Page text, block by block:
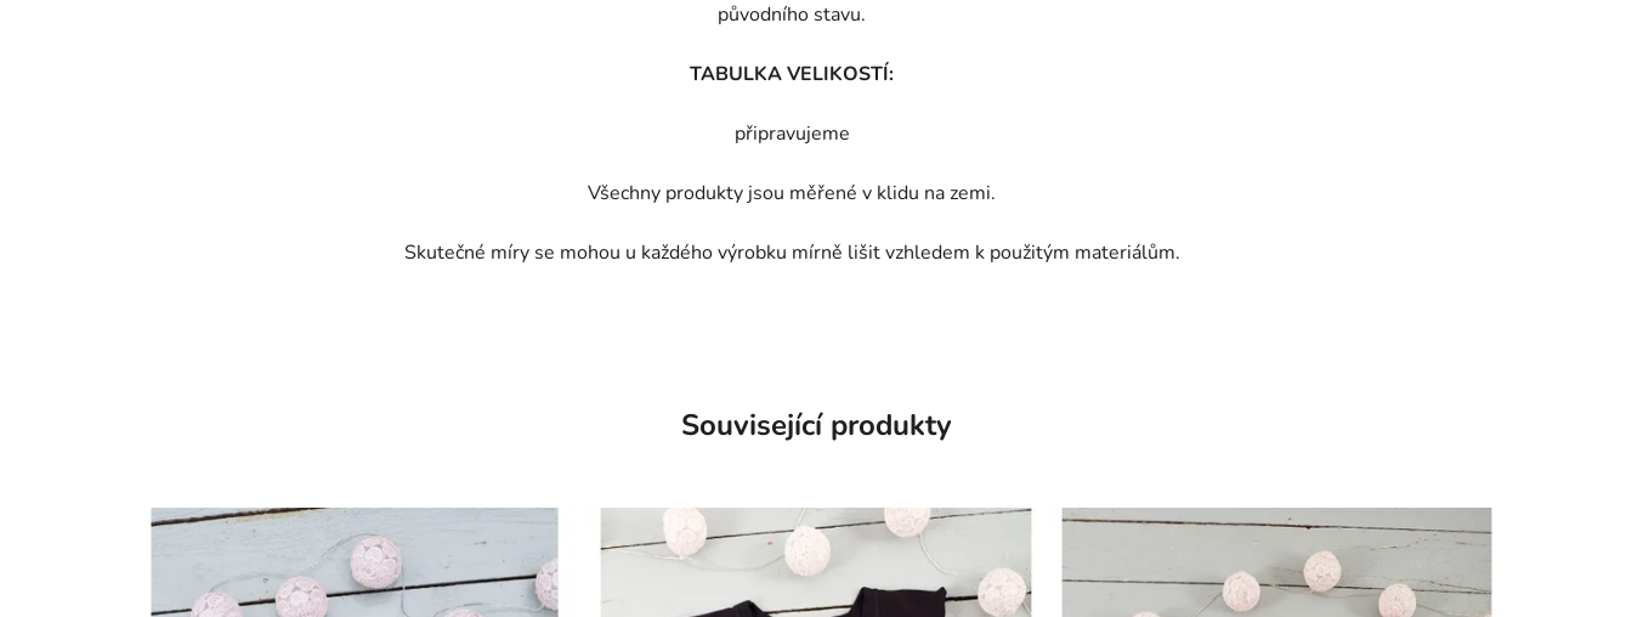
původního stavu.
TABULKA VELIKOSTÍ:
připravujeme
Všechny produkty jsou měřené v klidu na zemi.
Skutečné míry se mohou u každého výrobku mírně lišit vzhledem k použitým materiálům.
Související produkty